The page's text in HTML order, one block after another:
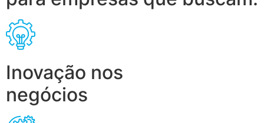
Inovação nos
negócios